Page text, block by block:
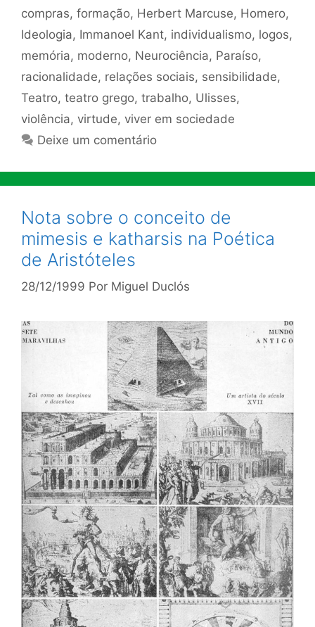
compras, formação, Herbert Marcuse, Homero,
Ideologia, Immanoel Kant, individualismo, logos,
memória, moderno, Neurociência, Paraíso,
racionalidade, relações sociais, sensibilidade,
Teatro, teatro grego, trabalho, Ulisses,
violência, virtude, viver em sociedade
Deixe um comentário
Nota sobre o conceito de
mimesis e katharsis na Poética
de Aristóteles
28/12/1999 Por Miguel Duclós